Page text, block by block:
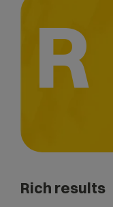
R
Rich results